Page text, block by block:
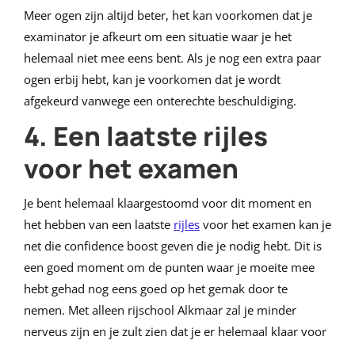
Meer ogen zijn altijd beter, het kan voorkomen dat je
examinator je afkeurt om een situatie waar je het
helemaal niet mee eens bent. Als je nog een extra paar
ogen erbij hebt, kan je voorkomen dat je wordt
afgekeurd vanwege een onterechte beschuldiging.
4. Een laatste rijles
voor het examen
Je bent helemaal klaargestoomd voor dit moment en
het hebben van een laatste rijles voor het examen kan je
net die confidence boost geven die je nodig hebt. Dit is
een goed moment om de punten waar je moeite mee
hebt gehad nog eens goed op het gemak door te
nemen. Met alleen rijschool Alkmaar zal je minder
nerveus zijn en je zult zien dat je er helemaal klaar voor